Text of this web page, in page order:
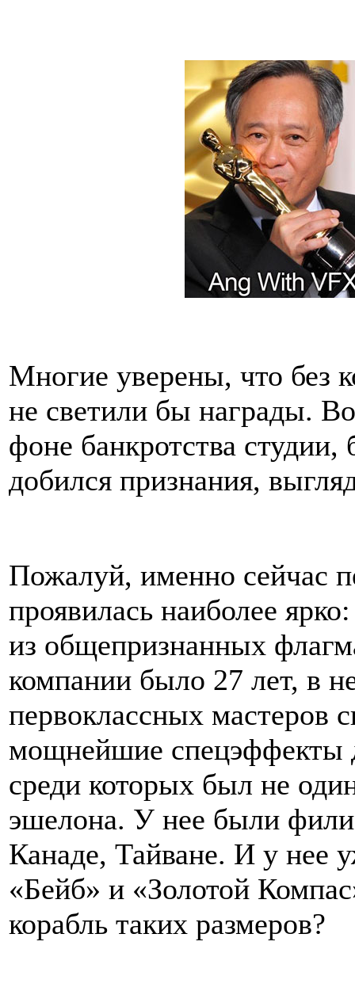
Многие уверены, что без
не светили бы награды.
фоне банкротства студии,
добился признания,
Пожалуй, именно сейчас
проявилась наиболее
из общепризнанных
компании было 27 лет, в
первоклассных мастеров
мощнейшие спецэффекты
среди которых был не
эшелона. У нее были
Канаде, Тайване. И у нее
«Бейб» и «Золотой
корабль таких размеров?